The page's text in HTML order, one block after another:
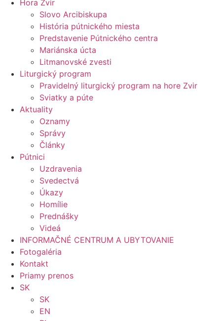
Hora Zvir
Slovo Arcibiskupa
História pútnického miesta
Predstavenie Pútnického centra
Mariánska úcta
Litmanovské zvesti
Liturgický program
Pravidelný liturgický program na hore Zvir
Sviatky a púte
Aktuality
Oznamy
Správy
Články
Pútnici
Uzdravenia
Svedectvá
Úkazy
Homílie
Prednášky
Videá
INFORMAČNÉ CENTRUM A UBYTOVANIE
Fotogaléria
Kontakt
Priamy prenos
SK
SK
EN